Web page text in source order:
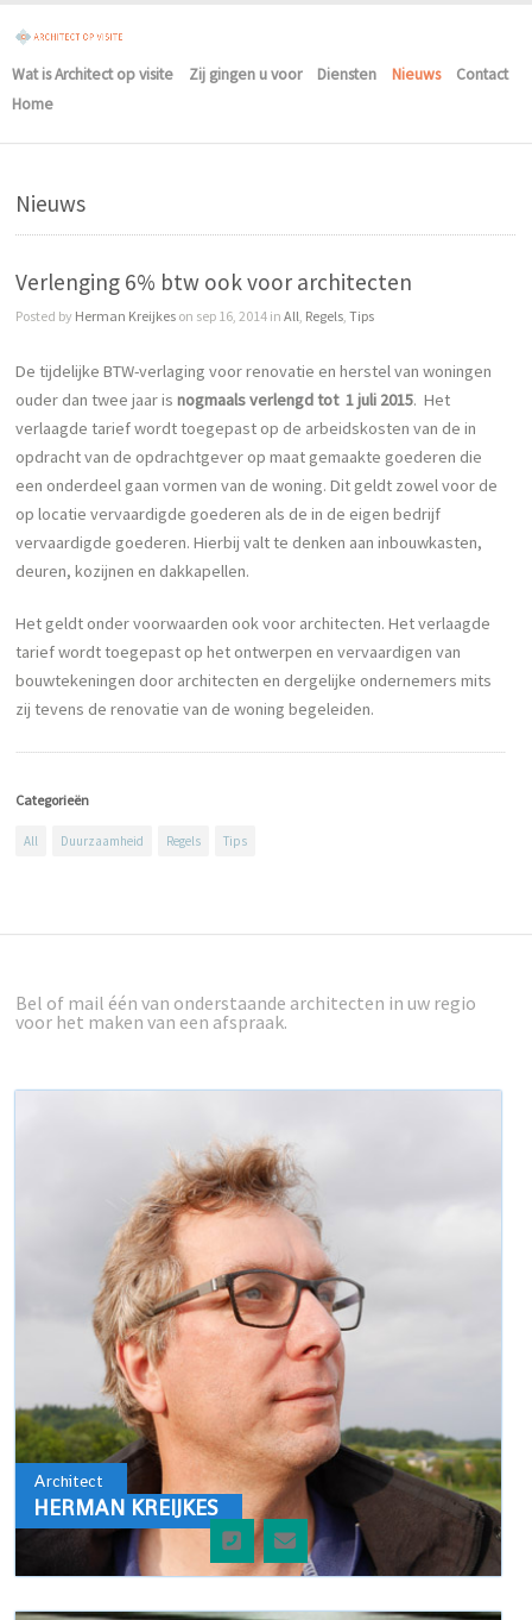
Wat is Architect op visite Zij gingen u voor Diensten Nieuws
Contact
Home
Nieuws
Verlenging 6% btw ook voor architecten
Posted by Herman Kreijkes on sep 16, 2014 inAll Regels ,Tips
De tijdelijke BTW-verlaging voor renovatie en herstel van woningen
ouder dan twee jaar isnogmaals verlengd tot 1 juli 2015. Het
verlaagde tarief wordt toegepast op de arbeidskosten van de in
opdracht van de opdrachtgever op maat gemaakte goederen die
een onderdeel gaan vormen van de woning. Dit geldt zowel voor de
op locatie vervaardigde goederen als de in de eigen bedrijf
vervaardigde goederen. Hierbij valt te denken aan inbouwkasten,
deuren, kozijnen en dakkapellen.
Het geldt onder voorwaarden ook voor architecten. Het verlaagde
tarief wordt toegepast op het ontwerpen en vervaardigen van
bouwtekeningen door architecten en dergelijke ondernemers mits
zij tevens de renovatie van de woning begeleiden.
Categorieën
All Duurzaamheid Regels Tips
Bel of mail één van onderstaande architecten in uw regio
voor het maken van een afspraak.
Architect
HERMAN KREIJKES